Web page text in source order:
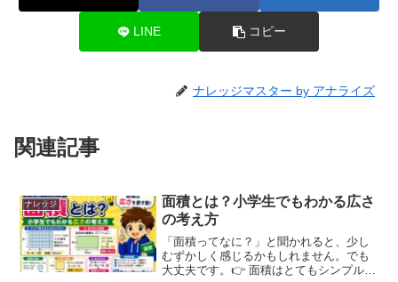
LINE コピー
ナレッジマスター by アナライズ
関連記事
ナレッジ
面積とは？小学生でもわかる広さ
の考え方
「面積ってなに？」と聞かれると、少し
むずかしく感じるかもしれません。でも
大丈夫です。👉 面積はとてもシンプル